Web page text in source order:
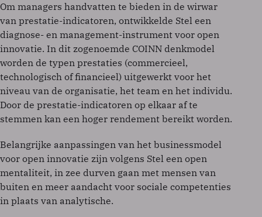
Om managers handvatten te bieden in de wirwar
van prestatie-indicatoren, ontwikkelde Stel een
diagnose- en management-instrument voor open
innovatie. In dit zogenoemde COINN denkmodel
worden de typen prestaties (commercieel,
technologisch of financieel) uitgewerkt voor het
niveau van de organisatie, het team en het individu.
Door de prestatie-indicatoren op elkaar af te
stemmen kan een hoger rendement bereikt worden.
Belangrijke aanpassingen van het businessmodel
voor open innovatie zijn volgens Stel een open
mentaliteit, in zee durven gaan met mensen van
buiten en meer aandacht voor sociale competenties
in plaats van analytische.